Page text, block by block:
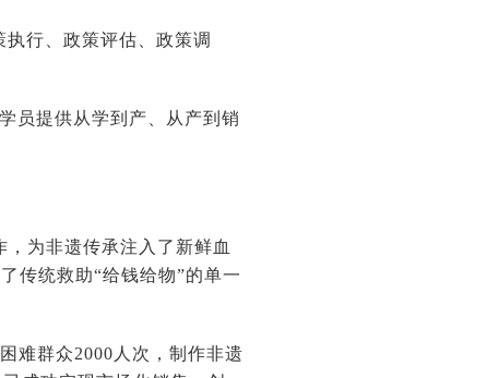
行、政策评估、政策调
员提供从学到产、从产到销
为非遗传承注入了新鲜血
传统救助“给钱给物”的单一
难群众2000人次，制作非遗